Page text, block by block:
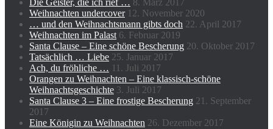
Die Geister, die ich rief … 8. März 2017
Weihnachten undercover 12. November 2020
… und den Weihnachtsmann gibts doch 22. April 2017
Weihnachten im Palast 6. Februar 2019
Santa Clause – Eine schöne Bescherung 20. Oktober 2017
Tatsächlich … Liebe 25. Januar 2017
Ach, du fröhliche … 11. Juli 2017
Orangen zu Weihnachten – Eine klassisch-schöne
Weihnachtsgeschichte 3. Juli 2017
Santa Clause 3 – Eine frostige Bescherung 21. September
2017
Eine Königin zu Weihnachten 26. Dezember 2017